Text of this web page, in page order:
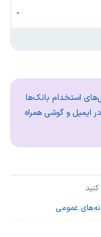
-
استخدام بانک‌ها
ایمیل و گوشی همراه
عمومی